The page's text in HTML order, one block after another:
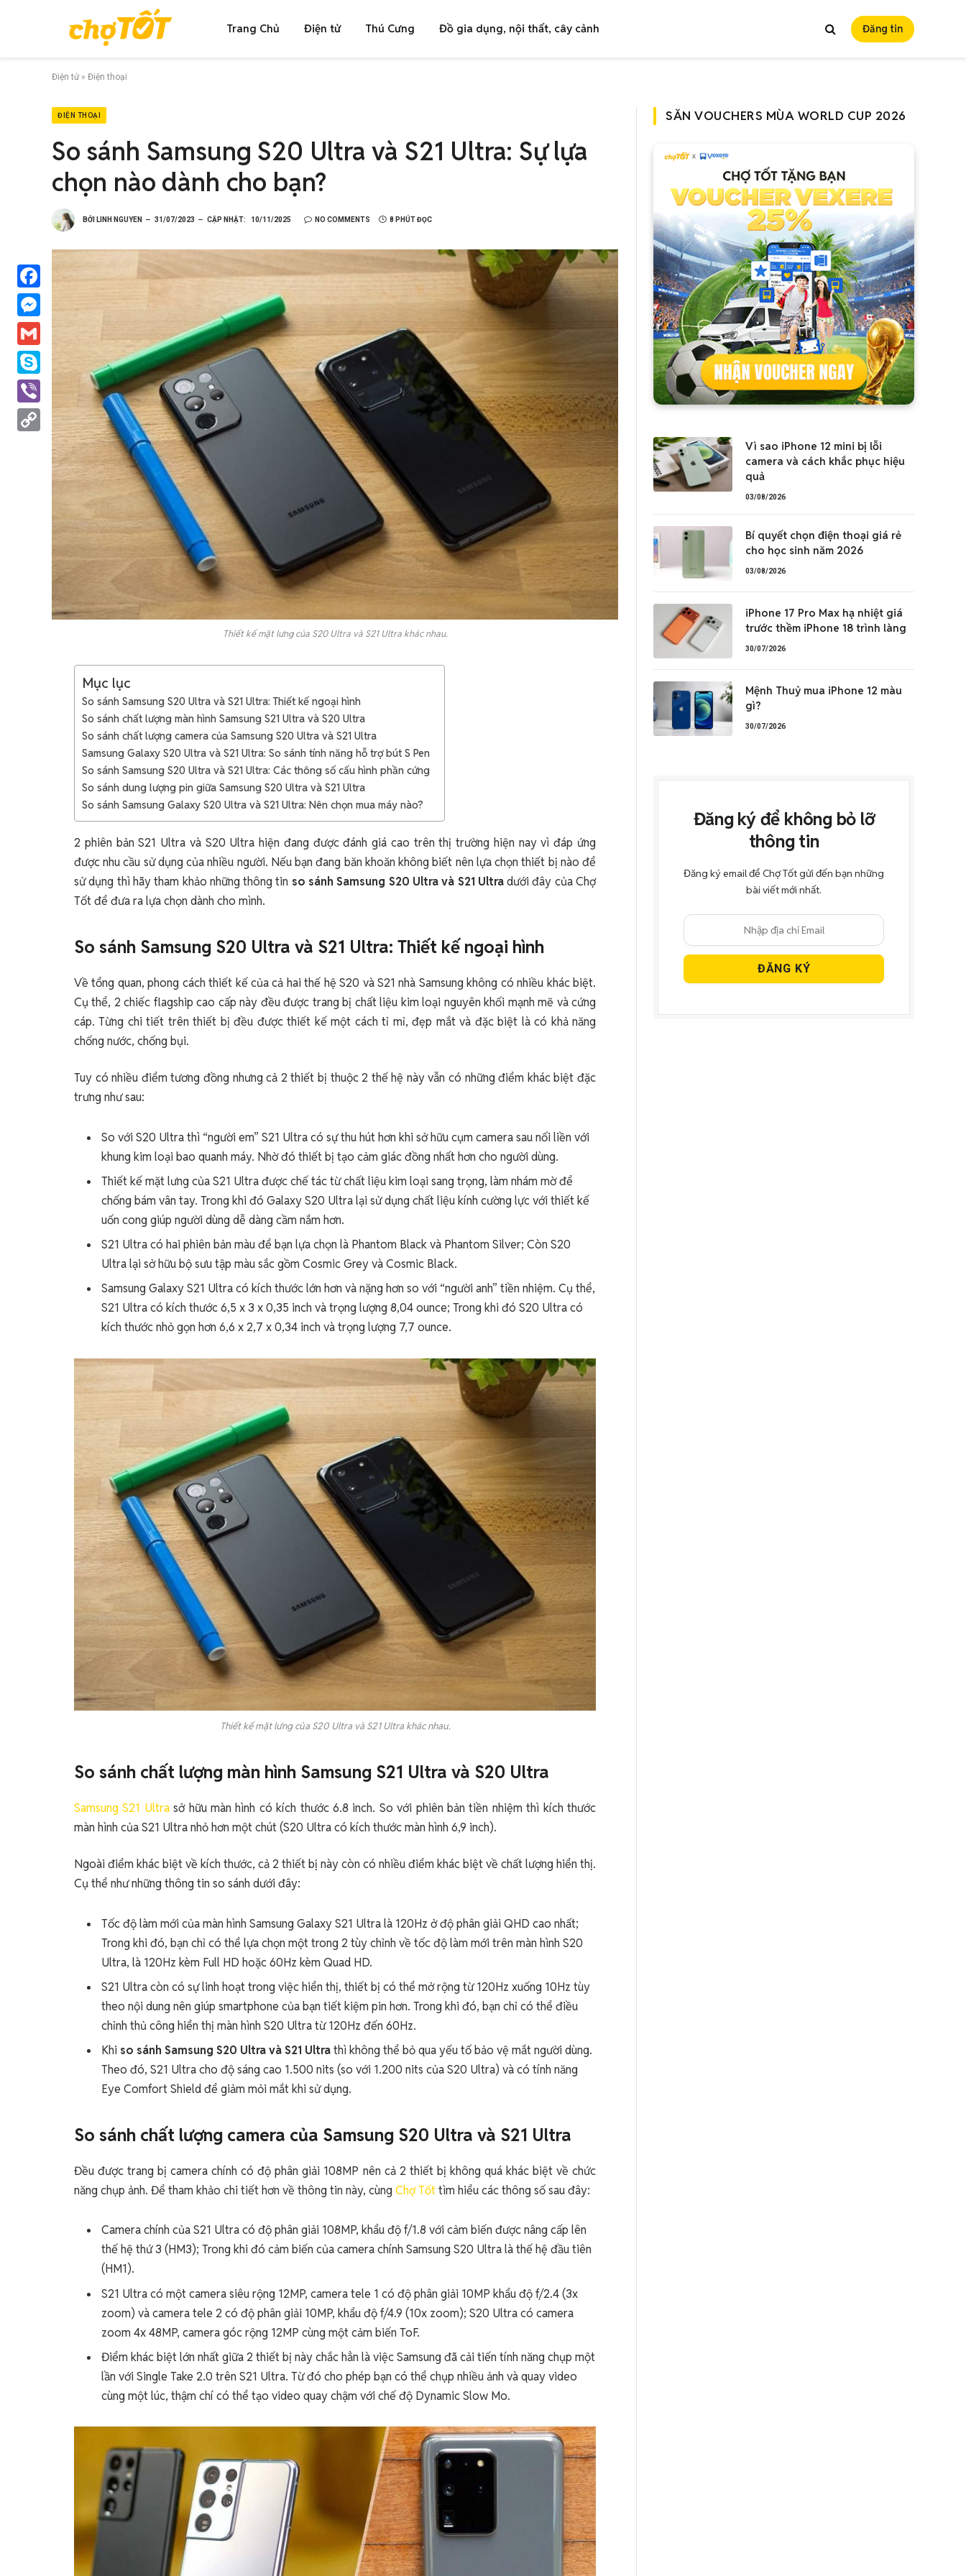
Trang Chủ Điện tử Thú Cưng Đồ gia dụng, nội thất, cây cảnh Đăng tin
Điện tử» Điện thoại
ĐIỆN THOẠI
So sánh Samsung S20 Ultra và S21 Ultra: Sự lựa
chọn nào dành cho bạn?
BỞI LINH NGUYEN 31/07/2023 CẬP NHẬT: 10/11/2025 NO COMMENTS 8 PHÚT ĐỌC
Thiết kế mặt lưng của S20 Ultra và S21 Ultra khác nhau.
Mục lục
So sánh Samsung S20 Ultra và S21 Ultra: Thiết kế ngoại hình
So sánh chất lượng màn hình Samsung S21 Ultra và S20 Ultra
So sánh chất lượng camera của Samsung S20 Ultra và S21 Ultra
Samsung Galaxy S20 Ultra và S21 Ultra: So sánh tính năng hỗ trợ bút S Pen
So sánh Samsung S20 Ultra và S21 Ultra: Các thông số cấu hình phần cứng
So sánh dung lượng pin giữa Samsung S20 Ultra và S21 Ultra
So sánh Samsung Galaxy S20 Ultra và S21 Ultra: Nên chọn mua máy nào?
2 phiên bản S21 Ultra và S20 Ultra hiện đang được đánh giá cao trên thị trường hiện nay vì đáp ứng
được nhu cầu sử dụng của nhiều người. Nếu bạn đang băn khoăn không biết nên lựa chọn thiết bị nào để
sử dụng thì hãy tham khảo những thông tin so sánh Samsung S20 Ultra và S21 Ultradưới đây của Chợ
Tốt để đưa ra lựa chọn dành cho mình.
So sánh Samsung S20 Ultra và S21 Ultra: Thiết kế ngoại hình
Về tổng quan, phong cách thiết kế của cả hai thế hệ S20 và S21 nhà Samsung không có nhiều khác biệt.
Cụ thể, 2 chiếc flagship cao cấp này đều được trang bị chất liệu kim loại nguyên khối mạnh mẽ và cứng
cáp. Từng chi tiết trên thiết bị đều được thiết kế một cách tỉ mỉ, đẹp mắt và đặc biệt là có khả năng
chống nước, chống bụi.
Tuy có nhiều điểm tương đồng nhưng cả 2 thiết bị thuộc 2 thế hệ này vẫn có những điểm khác biệt đặc
trưng như sau:
So với S20 Ultra thì “người em” S21 Ultra có sự thu hút hơn khi sở hữu cụm camera sau nối liền với
khung kim loại bao quanh máy. Nhờ đó thiết bị tạo cảm giác đồng nhất hơn cho người dùng.
Thiết kế mặt lưng của S21 Ultra được chế tác từ chất liệu kim loại sang trọng, làm nhám mờ để
chống bám vân tay. Trong khi đó Galaxy S20 Ultra lại sử dụng chất liệu kính cường lực với thiết kế
uốn cong giúp người dùng dễ dàng cầm nắm hơn.
S21 Ultra có hai phiên bản màu để bạn lựa chọn là Phantom Black và Phantom Silver; Còn S20
Ultra lại sở hữu bộ sưu tập màu sắc gồm Cosmic Grey và Cosmic Black.
Samsung Galaxy S21 Ultra có kích thước lớn hơn và nặng hơn so với “người anh” tiền nhiệm. Cụ thể,
S21 Ultra có kích thước 6,5 x 3 x 0,35 inch và trọng lượng 8,04 ounce; Trong khi đó S20 Ultra có
kích thước nhỏ gọn hơn 6,6 x 2,7 x 0,34 inch và trọng lượng 7,7 ounce.
Thiết kế mặt lưng của S20 Ultra và S21 Ultra khác nhau.
So sánh chất lượng màn hình Samsung S21 Ultra và S20 Ultra
Samsung S21 Ultrasở hữu màn hình có kích thước 6.8 inch. So với phiên bản tiền nhiệm thì kích thước
màn hình của S21 Ultra nhỏ hơn một chút (S20 Ultra có kích thước màn hình 6,9 inch).
Ngoài điểm khác biệt về kích thước, cả 2 thiết bị này còn có nhiều điểm khác biệt về chất lượng hiển thị.
Cụ thể như những thông tin so sánh dưới đây:
Tốc độ làm mới của màn hình Samsung Galaxy S21 Ultra là 120Hz ở độ phân giải QHD cao nhất;
Trong khi đó, bạn chỉ có thể lựa chọn một trong 2 tùy chỉnh về tốc độ làm mới trên màn hình S20
Ultra, là 120Hz kèm Full HD hoặc 60Hz kèm Quad HD.
S21 Ultra còn có sự linh hoạt trong việc hiển thị, thiết bị có thể mở rộng từ 120Hz xuống 10Hz tùy
theo nội dung nên giúp smartphone của bạn tiết kiệm pin hơn. Trong khi đó, bạn chỉ có thể điều
chỉnh thủ công hiển thị màn hình S20 Ultra từ 120Hz đến 60Hz.
Khi so sánh Samsung S20 Ultra và S21 Ultrathì không thể bỏ qua yếu tố bảo vệ mắt người dùng.
Theo đó, S21 Ultra cho độ sáng cao 1.500 nits (so với 1.200 nits của S20 Ultra) và có tính năng
Eye Comfort Shield để giảm mỏi mắt khi sử dụng.
So sánh chất lượng camera của Samsung S20 Ultra và S21 Ultra
Đều được trang bị camera chính có độ phân giải 108MP nên cả 2 thiết bị không quá khác biệt về chức
năng chụp ảnh. Để tham khảo chi tiết hơn về thông tin này, cùng Chợ Tốttìm hiểu các thông số sau đây:
Camera chính của S21 Ultra có độ phân giải 108MP, khẩu độ f/1.8 với cảm biến được nâng cấp lên
thế hệ thứ 3 (HM3); Trong khi đó cảm biến của camera chính Samsung S20 Ultra là thế hệ đầu tiên
(HM1).
S21 Ultra có một camera siêu rộng 12MP, camera tele 1 có độ phân giải 10MP khẩu độ f/2.4 (3x
zoom) và camera tele 2 có độ phân giải 10MP, khẩu độ f/4.9 (10x zoom); S20 Ultra có camera
zoom 4x 48MP, camera góc rộng 12MP cùng một cảm biến ToF.
Điểm khác biệt lớn nhất giữa 2 thiết bị này chắc hẳn là việc Samsung đã cải tiến tính năng chụp một
lần với Single Take 2.0 trên S21 Ultra. Từ đó cho phép bạn có thể chụp nhiều ảnh và quay video
cùng một lúc, thậm chí có thể tạo video quay chậm với chế độ Dynamic Slow Mo.
SĂN VOUCHERS MÙA WORLD CUP 2026
Vì sao iPhone 12 mini bị lỗi
camera và cách khắc phục hiệu
quả
03/08/2026
Bí quyết chọn điện thoại giá rẻ
cho học sinh năm 2026
03/08/2026
iPhone 17 Pro Max hạ nhiệt giá
trước thềm iPhone 18 trình làng
30/07/2026
Mệnh Thuỷ mua iPhone 12 màu
gì?
30/07/2026
Đăng ký để không bỏ lỡ
thông tin
Đăng ký email để Chợ Tốt gửi đến bạn những
bài viết mới nhất.
Facebook
Messenger
Gmail
Skype
Viber